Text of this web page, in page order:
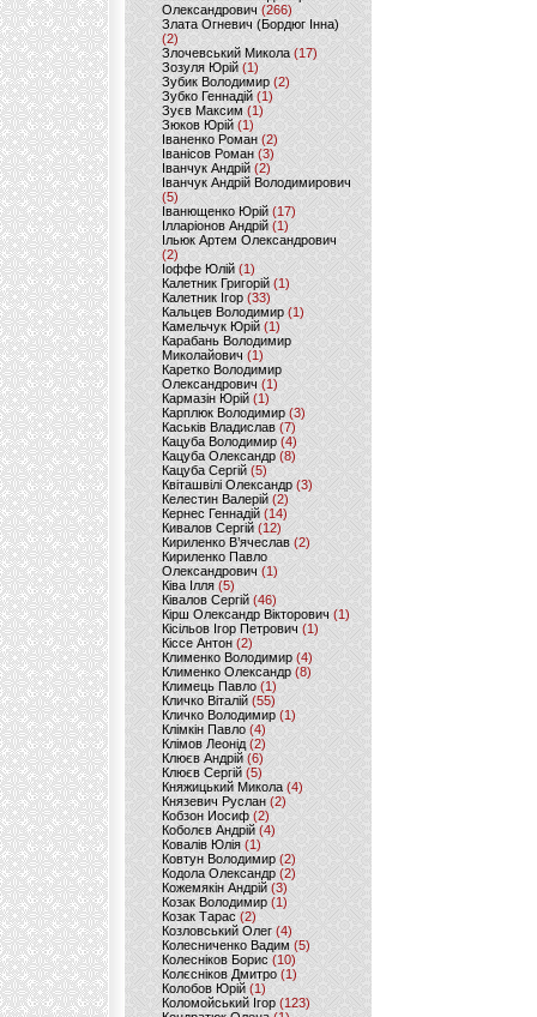
Олександрович (266)
Злата Огневич (Бордюг Інна)
(2)
Злочевський Микола(17)
Зозуля Юрій (1)
Зубик Володимир (2)
Зубко Геннадій (1)
Зуєв Максим(1)
Зюков Юрій (1)
Іваненко Роман (2)
Іванісов Роман (3)
Іванчук Андрій(2)
Іванчук Андрій Володимирович
(5)
Іванющенко Юрій (17)
Ілларіонов Андрій (1)
Ільюк Артем Олександрович
(2)
Іоффе Юлій (1)
Калетник Григорій(1)
Калетник Ігор (33)
Кальцев Володимир(1)
Камельчук Юрій (1)
Карабань Володимир
Миколайович (1)
Каретко Володимир
Олександрович (1)
Кармазін Юрій(1)
Карплюк Володимир(3)
Каськів Владислав (7)
Кацуба Володимир (4)
Кацуба Олександр (8)
Кацуба Сергій (5)
Квіташвілі Олександр(3)
Келестин Валерій(2)
Кернес Геннадій (14)
Кивалов Сергій (12)
Кириленко В’ячеслав (2)
Кириленко Павло
Олександрович (1)
Ківа Ілля (5)
Ківалов Сергій(46)
Кірш Олександр Вікторович (1)
Кісільов Ігор Петрович (1)
Кіссе Антон (2)
Клименко Володимир(4)
Клименко Олександр (8)
Климець Павло (1)
Кличко Віталій(55)
Кличко Володимир (1)
Клімкін Павло (4)
Клімов Леонід(2)
Клюєв Андрій(6)
Клюєв Сергій (5)
Княжицький Микола(4)
Князевич Руслан (2)
Кобзон Иосиф(2)
Коболєв Андрій (4)
Ковалів Юлія(1)
Ковтун Володимир (2)
Кодола Олександр (2)
Кожемякін Андрій (3)
Козак Володимир (1)
Козак Тарас (2)
Козловський Олег(4)
Колесниченко Вадим (5)
Колесніков Борис (10)
Колєсніков Дмитро (1)
Колобов Юрій (1)
Коломойський Ігор (123)